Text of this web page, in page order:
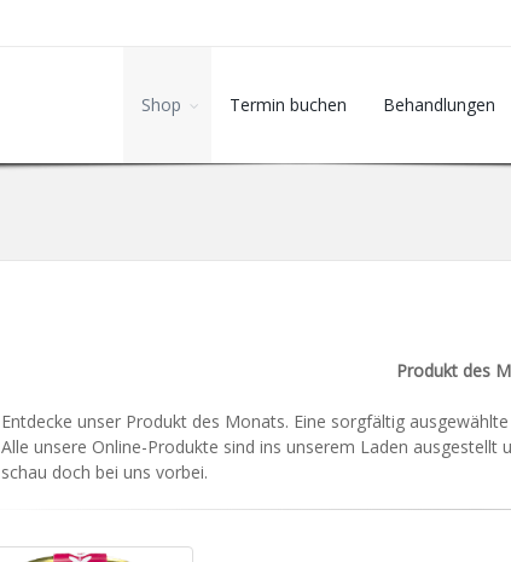
Shop Termin buchen Behandlungen
Produkt des
Entdecke unser Produkt des Monats. Eine sorgfältig
Alle unsere Online-Produkte sind ins unserem Laden
schau doch bei uns vorbei.